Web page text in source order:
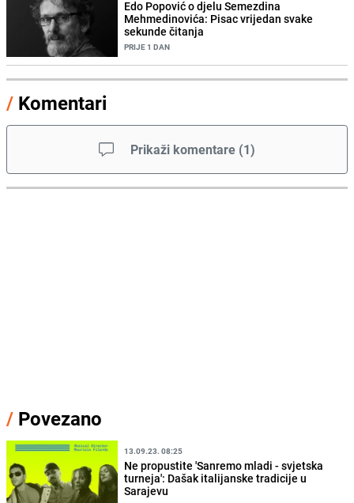
Edo Popović o djelu Semezdina
Mehmedinovića: Pisac vrijedan svake
sekunde čitanja
PRIJE 1 DAN
/ Komentari
Prikaži komentare (1)
/ Povezano
13.09.23. 08:25
Ne propustite 'Sanremo mladi - svjetska
turneja': Dašak italijanske tradicije u
Sarajevu